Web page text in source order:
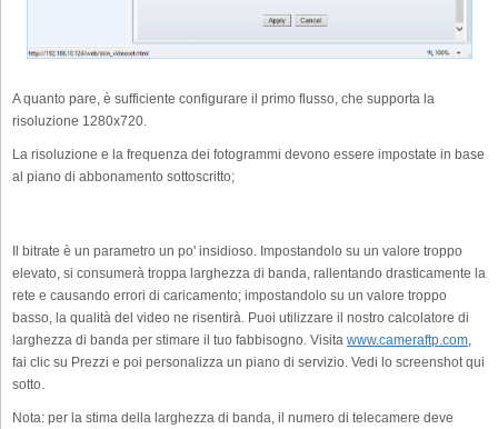
A quanto pare, è sufficiente configurare il primo flusso, che supporta la
risoluzione 1280x720.
La risoluzione e la frequenza dei fotogrammi devono essere impostate in base
al piano di abbonamento sottoscritto;
Il bitrate è un parametro un po' insidioso. Impostandolo su un valore troppo
elevato, si consumerà troppa larghezza di banda, rallentando drasticamente la
rete e causando errori di caricamento; impostandolo su un valore troppo
basso, la qualità del video ne risentirà. Puoi utilizzare il nostro calcolatore di
larghezza di banda per stimare il tuo fabbisogno. Visita www.cameraftp.com,
fai clic su Prezzi e poi personalizza un piano di servizio. Vedi lo screenshot qui
sotto.
Nota: per la stima della larghezza di banda, il numero di telecamere deve